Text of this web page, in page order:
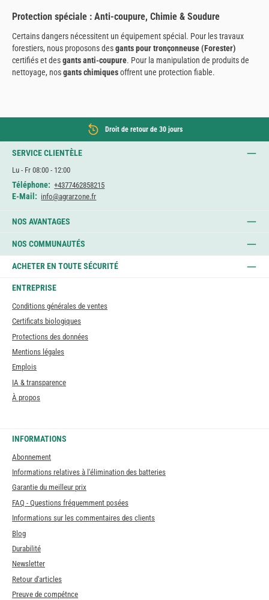
Protection spéciale : Anti-coupure, Chimie & Soudure
Certains dangers nécessitent un équipement spécial. Pour les travaux
forestiers, nous proposons desgants pour tronçonneuse (Forester)
certifiés et desgants anti-coupure. Pour la manipulation de produits de
nettoyage, nosgants chimiquesoffrent une protection fiable.
Droit de retour de 30 jours
SERVICE CLIENTÈLE
Lu - Fr 08:00 - 12:00
Téléphone: +4377462858215
E-Mail: info@agrarzone.fr
NOS AVANTAGES
NOS COMMUNAUTÉS
ACHETER EN TOUTE SÉCURITÉ
ENTREPRISE
Conditions générales de ventes
Certificats biologiques
Protections des données
Mentions légales
Emplois
IA & transparence
À propos
INFORMATIONS
Abonnement
Informations relatives à l'élimination des batteries
Garantie du meilleur prix
FAQ - Questions fréquemment posées
Informations sur les commentaires des clients
Blog
Durabilité
Newsletter
Retour d'articles
Preuve de compétnce